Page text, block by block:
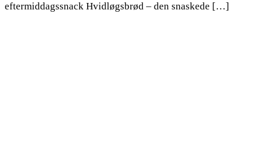
eftermiddagssnack Hvidløgsbrød – den snaskede […]